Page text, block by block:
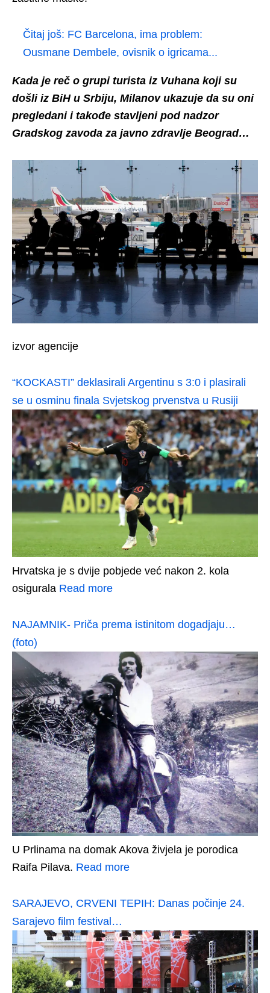
Čitaj još: FC Barcelona, ima problem:
Ousmane Dembele, ovisnik o igricama...
Kada je reč o grupi turista iz Vuhana koji su
došli iz BiH u Srbiju, Milanov ukazuje da su oni
pregledani i takođe stavljeni pod nadzor
Gradskog zavoda za javno zdravlje Beograd…
izvor agencije
“KOCKASTI” deklasirali Argentinu s 3:0 i plasirali
se u osminu finala Svjetskog prvenstva u Rusiji
Hrvatska je s dvije pobjede već nakon 2. kola
osigurala Read more
NAJAMNIK- Priča prema istinitom dogadjaju…
(foto)
U Prlinama na domak Akova živjela je porodica
Raifa Pilava. Read more
SARAJEVO, CRVENI TEPIH: Danas počinje 24.
Sarajevo film festival…